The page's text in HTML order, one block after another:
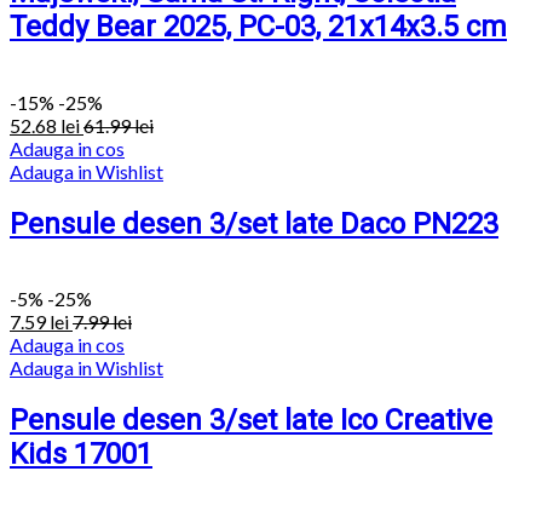
Teddy Bear 2025, PC-03, 21x14x3.5 cm
-15% -25%
52.68 lei61.99lei
Adauga in cos
Adauga in Wishlist
Pensule desen 3/set late Daco PN223
-5% -25%
7.59lei7.99lei
Adauga in cos
Adauga in Wishlist
Pensule desen 3/set late Ico Creative
Kids 17001